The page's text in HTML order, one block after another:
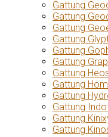
Gattung
Gattung
Gattung
Gattung
Gattung
Gattung
Gattung
Gattung
Gattung
Gattung
Gattung
Gattung